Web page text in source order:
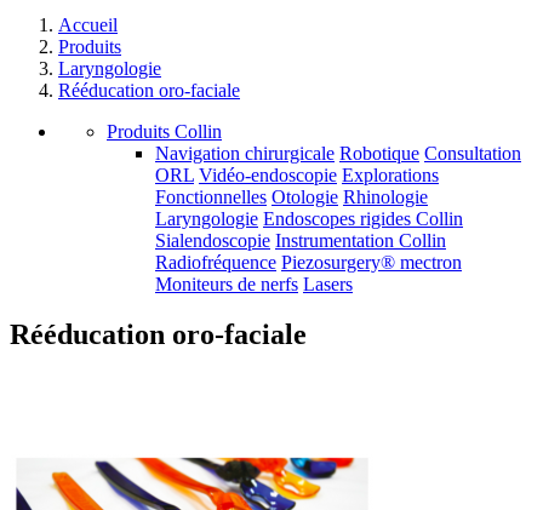
Accueil
Produits
Laryngologie
Rééducation oro-faciale
Produits Collin
Navigation chirurgicale Robotique Consultation
ORL Vidéo-endoscopie Explorations
Fonctionnelles Otologie Rhinologie
Laryngologie Endoscopes rigides Collin
Sialendoscopie Instrumentation Collin
Radiofréquence Piezosurgery® mectron
Moniteurs de nerfs Lasers
Rééducation oro-faciale